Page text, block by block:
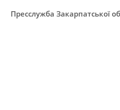
Пресслужба Закарпатської